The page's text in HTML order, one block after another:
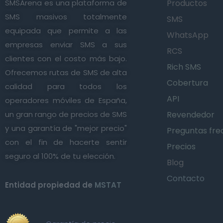
SMSArena es una plataforma de
SMS masivos totalmente
equipada que permite a las
empresas enviar SMS a sus
clientes con el costo más bajo.
Ofrecemos rutas de SMS de alta
calidad para todos los
operadores móviles de España,
un gran rango de precios de SMS
y una garantía de "mejor precio"
con el fin de hacerte sentir
seguro al 100% de tu elección.
Entidad propiedad de MSTAT
Productos
SMS
WhatsApp
RCS
Rich SMS
Cobertura
API
Revendedor
Preguntas
Precios
Blog
Contacto